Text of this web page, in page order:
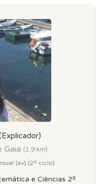
Gaia (1.9 km)
(ev) (2º ciclo)
e Ciências 2º